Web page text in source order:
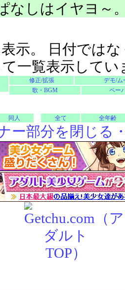
なしはイヤヨ～
示。 日付では
一覧表示してい
修正/拡張
デモ/ム
歌・BGM
ペー
同人 全て 全年齢
ー部分を閉じる